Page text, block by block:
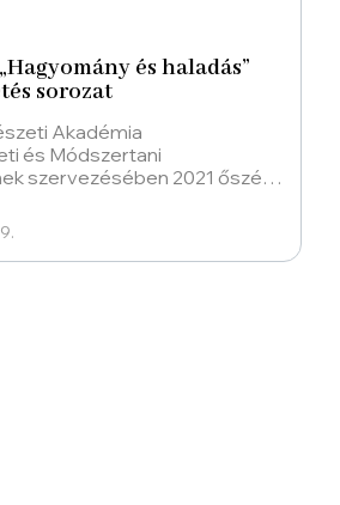
és haladás”
sorozat
Akadémia
és Módszertani
szervezésében 2021 őszén